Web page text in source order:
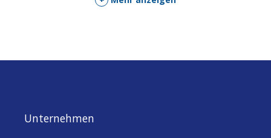
Abrechnungen, Roaming Datenpakete und alle weiteren Abo-
Roaming Upgrade
Unternehmen